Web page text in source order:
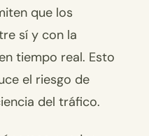
que los
sí y con la
tiempo real. Esto
el riesgo de
del tráfico.